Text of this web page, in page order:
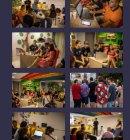
No Caption No Caption
No Caption No Caption
No Caption No Caption
No Caption No Caption